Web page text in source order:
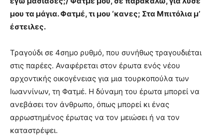
μου τα μάγια. Φατμέ, τι μου ‘κανες; Στα Μπιτόλια μ’
έστειλες.
Τραγούδι σε 4σημο ρυθμό, που συνήθως τραγουδιέται
στις παρέες. Αναφέρεται στον έρωτα ενός νέου
αρχοντικής οικογένειας για μια τουρκοπούλα των
Ιωαννίνων, τη Φατμέ. Η δύναμη του έρωτα μπορεί να
ανεβάσει τον άνθρωπο, όπως μπορεί κι ένας
αρρωστημένος έρωτας να τον μειώσει ή να τον
καταστρέψει.